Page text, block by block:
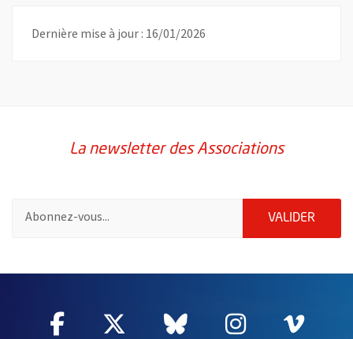
Dernière mise à jour : 16/01/2026
La newsletter des Associations
VALIDER
Facebook
, Ouvre une nouvelle fenêtre
Twitter
, Ouvre une nouvelle
Bluesky
, Ouvre une
Instagram
, Ouvre
,